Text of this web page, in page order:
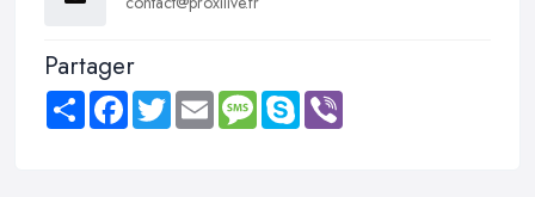
Partager
Share FacebookTwitter Email MessageSkype